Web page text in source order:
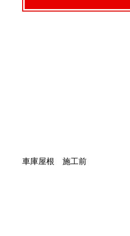
車庫屋根 施工前